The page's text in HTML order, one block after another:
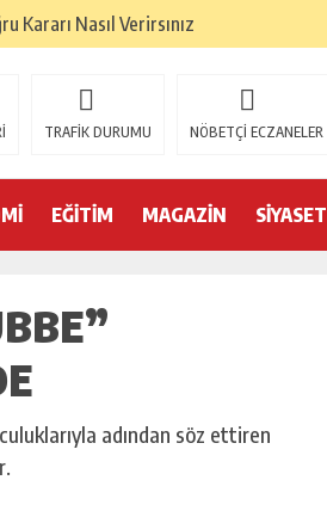
Kararı Nasıl Verirsınız
Çekiyor
TRAFİK DURUMU NÖBETÇİ ECZANELER
EĞİTİM MAGAZİN SİYASET
adından söz ettiren